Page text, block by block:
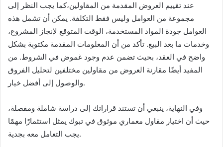
عند تقييم العروض المقدمة من المقاولين،كما يجب النظر إلى
مجموعة من العوامل وليس فقط التكلفة. يمكن أن تشمل هذه
العوامل جودة المواد المستخدمة، الوقت المتوقع لإنجاز المشروع،
وخدمات ما بعد البيع. تأكد من أن المعلومات المقدمة مكتوبة بشكل
واضح في العقد، بحيث تضمن عدم وجود غموض في الشروط. من
المفيد أيضًا مقارنة العروض من مقاولين مختلفين لتحليل الفروق
والوصول إلى أفضل خيار.
وفي النهاية، ينبغي أن تستند قراراتك إلى دراسة شاملة ومفصلة،
حيث أن اختيار مقاول معماري موثوق في تبوك يمثل استثمارًا مهمًا
يجب التعامل معه بجدية.